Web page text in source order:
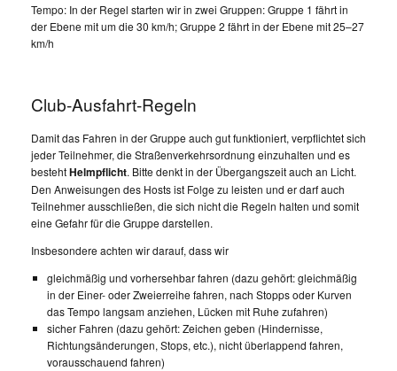
Tempo: In der Regel starten wir in zwei Gruppen: Gruppe 1 fährt in
der Ebene mit um die 30 km/h; Gruppe 2 fährt in der Ebene mit 25–27
km/h
Club-Ausfahrt-Regeln
Damit das Fahren in der Gruppe auch gut funktioniert, verpflichtet sich
jeder Teilnehmer, die Straßenverkehrsordnung einzuhalten und es
bestehtHelmpflicht. Bitte denkt in der Übergangszeit auch an Licht.
Den Anweisungen des Hosts ist Folge zu leisten und er darf auch
Teilnehmer ausschließen, die sich nicht die Regeln halten und somit
eine Gefahr für die Gruppe darstellen.
Insbesondere achten wir darauf, dass wir
gleichmäßig und vorhersehbar fahren (dazu gehört: gleichmäßig
in der Einer- oder Zweierreihe fahren, nach Stopps oder Kurven
das Tempo langsam anziehen, Lücken mit Ruhe zufahren)
sicher Fahren (dazu gehört: Zeichen geben (Hindernisse,
Richtungsänderungen, Stops, etc.), nicht überlappend fahren,
vorausschauend fahren)